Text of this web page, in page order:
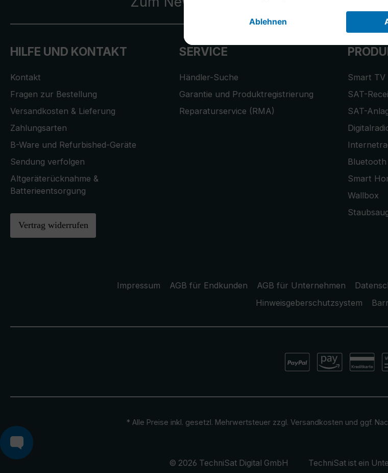
HILFE UND KONTAKT
Kontakt
Fragen zur Bestellung
Versandkosten & Lieferung
Zahlungsarten
B-Ware und Refurbished-Geräte
Sendung verfolgen
Altgeräterücknahme &
Batterieentsorgung
Vertrag widerrufen
SERVICE
Händler-Suche
Garantie und Produktregistrierung
Reparaturservice (RMA)
Smart TV
SAT-
SAT-
Smart
Wallbox
Impressum AGB für Endkunden AGB für Unternehmen
Hinweisgeberschutzsystem
* Alle Preise inkl. gesetzl. Mehrwertsteuer zzgl. Versandkosten und ggf.
© 2026 TechniSat Digital GmbH TechniSat ist ein